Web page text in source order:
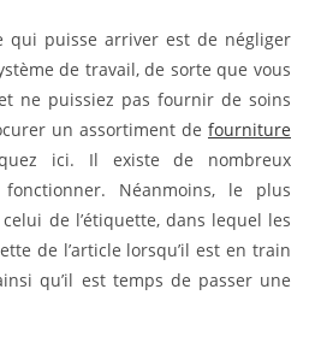
qui puisse arriver est de négliger
de travail, de sorte que vous
ne puissiez pas fournir de soins
un assortiment de fourniture
ici. Il existe de nombreux
Néanmoins, le plus
de l’étiquette, dans lequel les
de l’article lorsqu’il est en train
qu’il est temps de passer une